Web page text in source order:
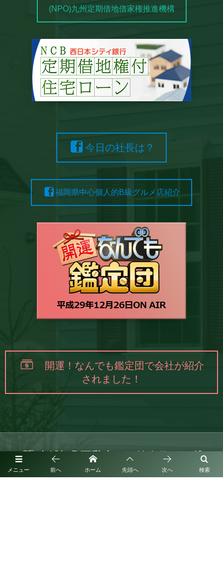
メニュー 検索
前へ ホーム 先頭へ 次へ
(NPO)九州定期借地借家権推進機構
今日の社長は？
福岡県中心個人的B級グルメ店紹介
開運！なんでも鑑定団で会社が紹介
されました！